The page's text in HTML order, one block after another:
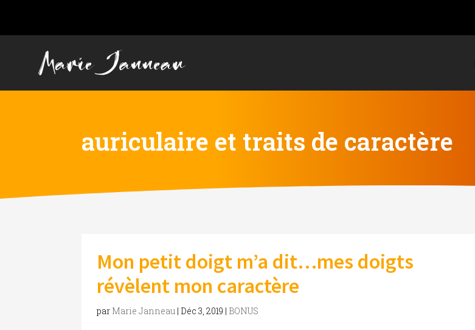
auriculaire et traits de caractère
Mon petit doigt m’a dit…mes doigts
révèlent mon caractère
par Marie Janneau | Déc 3, 2019 | BONUS